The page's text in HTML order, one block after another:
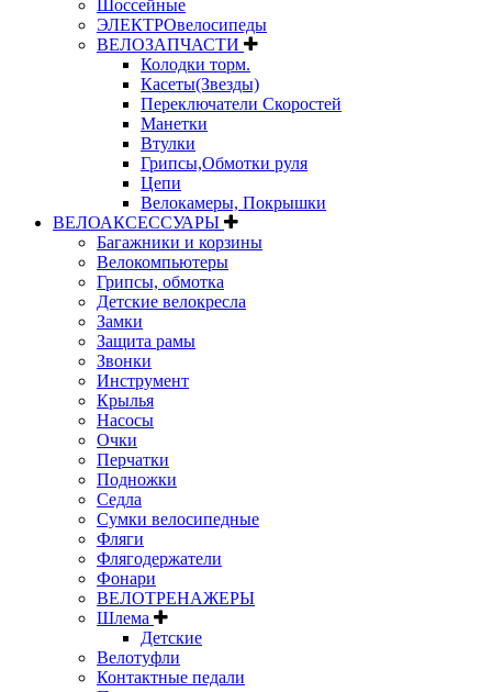
Шоссейные
ЭЛЕКТРОвелосипеды
ВЕЛОЗАПЧАСТИ
Колодки торм.
Касеты(Звезды)
Переключатели Скоростей
Манетки
Втулки
Грипсы,Обмотки руля
Цепи
Велокамеры, Покрышки
ВЕЛОАКСЕССУАРЫ
Багажники и корзины
Велокомпьютеры
Грипсы, обмотка
Детские велокресла
Замки
Защита рамы
Звонки
Инструмент
Крылья
Насосы
Очки
Перчатки
Подножки
Седла
Сумки велосипедные
Фляги
Флягодержатели
Фонари
ВЕЛОТРЕНАЖЕРЫ
Шлема
Детские
Велотуфли
Контактные педали